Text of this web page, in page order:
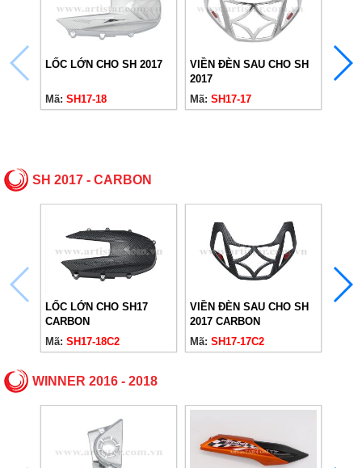
LỐC LỚN CHO SH 2017
Mã: SH17-18
VIỀN ĐÈN SAU CHO SH
2017
Mã: SH17-17
SH 2017 - CARBON
LỐC LỚN CHO SH17
CARBON
Mã: SH17-18C2
VIỀN ĐÈN SAU CHO SH
2017 CARBON
Mã: SH17-17C2
ỐP
WINNER 2016 - 2018